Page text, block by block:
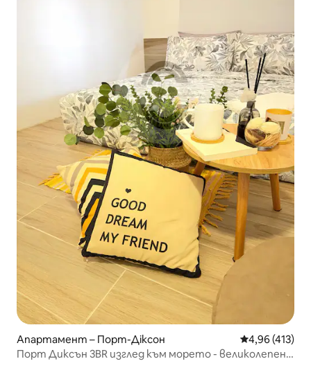
Апартамент – Порт-Діксон Средна
4,96 (413)
Порт Диксън 3BR изглед към морето - великолепен